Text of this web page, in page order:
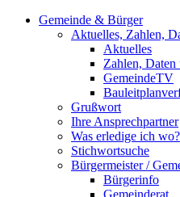
Gemeinde & Bürger
Aktuelles, Zahlen,
Aktuelles
Zahlen, Daten
GemeindeTV
Grußwort
Ihre Ansprechpartner
Was erledige ich wo?
Stichwortsuche
Bürgermeister /
Bürgerinfo
Gemeinderat